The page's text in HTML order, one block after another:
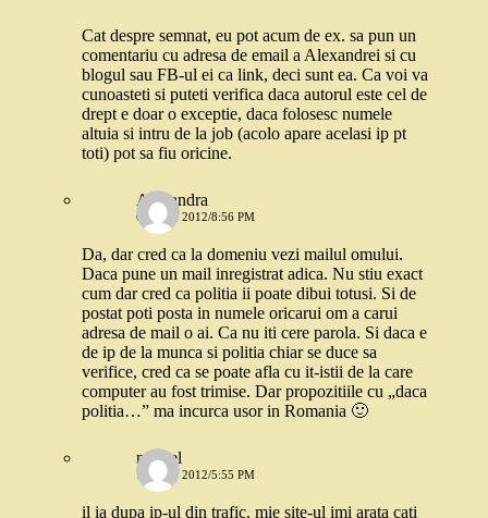
Cat despre semnat, eu pot acum de ex. sa pun un
comentariu cu adresa de email a Alexandrei si cu
blogul sau FB-ul ei ca link, deci sunt ea. Ca voi va
cunoasteti si puteti verifica daca autorul este cel de
drept e doar o exceptie, daca folosesc numele
altuia si intru de la job (acolo apare acelasi ip pt
toti) pot sa fiu oricine.
Alexandra
6 IULIE 2012/8:56 PM
Da, dar cred ca la domeniu vezi mailul omului.
Daca pune un mail inregistrat adica. Nu stiu exact
cum dar cred ca politia ii poate dibui totusi. Si de
postat poti posta in numele oricarui om a carui
adresa de mail o ai. Ca nu iti cere parola. Si daca e
de ip de la munca si politia chiar se duce sa
verifice, cred ca se poate afla cu it-istii de la care
computer au fost trimise. Dar propozitiile cu „daca
politia…” ma incurca usor in Romania 🙂
marcel
7 IULIE 2012/5:55 PM
il ia dupa ip-ul din trafic. mie site-ul imi arata cati